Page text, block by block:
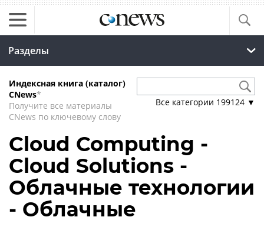
Разделы
Индексная книга (каталог)
CNews*
Получите все материалы
CNews по ключевому слову
Все категории 199124 ▼
Cloud Computing -
Cloud Solutions -
Облачные технологии
- Облачные